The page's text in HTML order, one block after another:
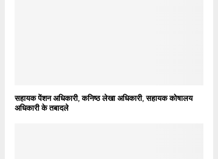
सहायक पेंशन अधिकारी, कनिष्ठ लेखा अधिकारी, सहायक कोषालय
अधिकारी के तबादले